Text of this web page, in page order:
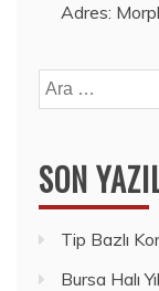
Adres:
Arama:
SON
Tip Bazlı
Bursa Halı